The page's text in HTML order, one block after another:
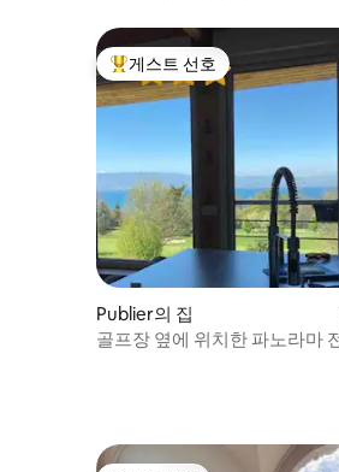
상위 게스트 선호
게스트 선호
Publier의 집
골프장 옆에 위치한 파노라마